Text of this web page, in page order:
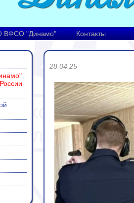
"Динамо" Контакты
28.04.25